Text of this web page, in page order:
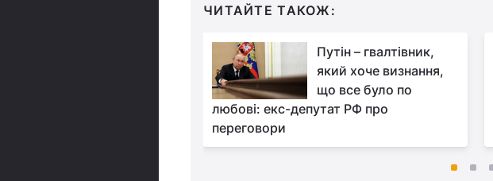
ЧИТАЙТЕ ТАКОЖ:
Путін – гвалтівник,
який хоче визнання,
що все було по
любові: екс-депутат РФ про
переговори